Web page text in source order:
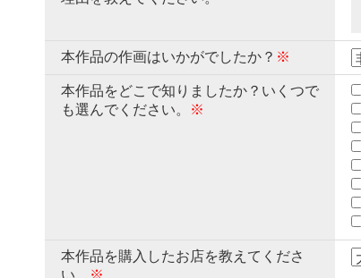
本作品の作画はいかがでしたか？ ※
本作品をどこで知りましたか？いくつで
も選んでください。
※
本作品を購入したお店を教えてくださ
い。
※